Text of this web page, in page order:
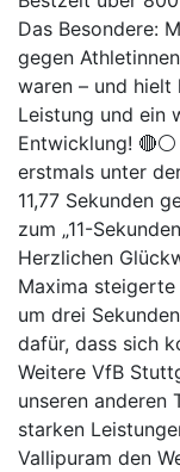
Das Besondere:
gegen
waren – und
Leistung und ein
Entwicklung!
erstmals unter
11,77 Sekunden
zum „11-
Herzlichen
Maxima
um drei
dafür, dass sich
Weitere VfB
unseren anderen
starken
Vallipuram den